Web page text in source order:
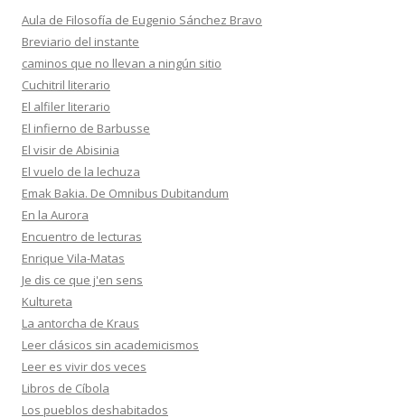
Aula de Filosofía de Eugenio Sánchez Bravo
Breviario del instante
caminos que no llevan a ningún sitio
Cuchitril literario
El alfiler literario
El infierno de Barbusse
El visir de Abisinia
El vuelo de la lechuza
Emak Bakia. De Omnibus Dubitandum
En la Aurora
Encuentro de lecturas
Enrique Vila-Matas
Je dis ce que j'en sens
Kultureta
La antorcha de Kraus
Leer clásicos sin academicismos
Leer es vivir dos veces
Libros de Cíbola
Los pueblos deshabitados